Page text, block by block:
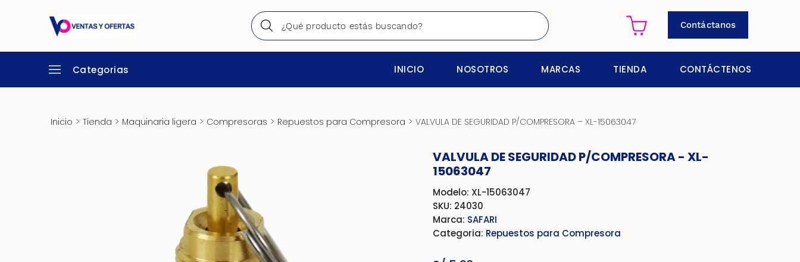
Contáctanos
Categorias INICIO NOSOTROS MARCAS TIENDA CONTÁCTENOS
Inicio > Tienda > Maquinaria ligera > Compresoras > Repuestos para Compresora > VALVULA DE SEGURIDAD P/COMPRESORA – XL-15063047
VALVULA DE SEGURIDAD P/COMPRESORA - XL-
15063047
Modelo: XL-15063047
SKU: 24030
Marca: SAFARI
Categoria: Repuestos para Compresora